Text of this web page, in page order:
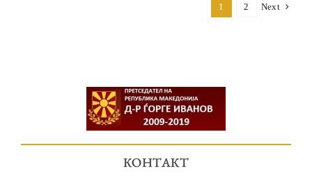
1 2 Next
КОНТАКТ